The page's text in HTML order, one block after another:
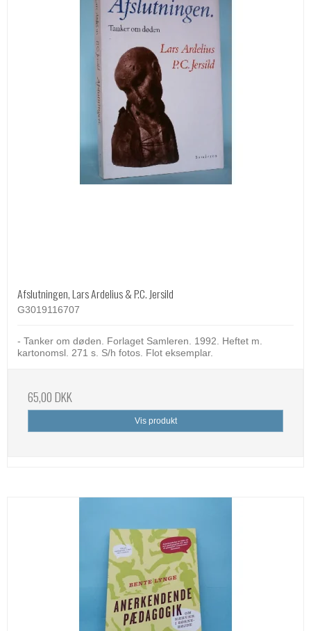
Afslutningen, Lars Ardelius & P.C. Jersild
G3019116707
- Tanker om døden. Forlaget Samleren. 1992. Heftet m.
kartonomsl. 271 s. S/h fotos. Flot eksemplar.
65,00 DKK
Vis produkt